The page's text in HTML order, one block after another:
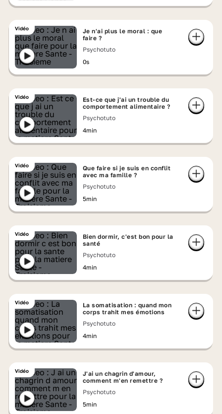
Vidéo
Je n'ai plus le moral : que
faire ?
Psychotuto
0s
Vidéo
Est-ce que j'ai un trouble du
comportement alimentaire ?
Psychotuto
4min
Vidéo
Que faire si je suis en conflit
avec ma famille ?
Psychotuto
5min
Vidéo
Bien dormir, c'est bon pour la
santé
Psychotuto
4min
Vidéo
La somatisation : quand mon
corps trahit mes émotions
Psychotuto
4min
Vidéo
J'ai un chagrin d'amour,
comment m'en remettre ?
Psychotuto
5min